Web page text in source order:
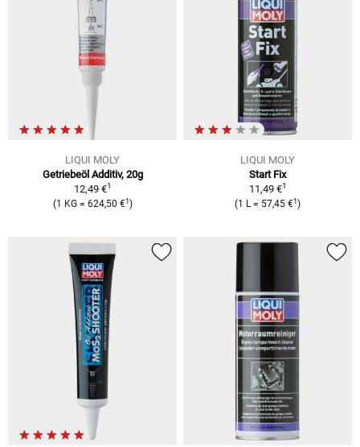
LIQUI MOLY
Getriebeöl Additiv, 20g
12,49 €1
(1 KG = 624,50 €1 )
LIQUI MOLY
Start Fix
11,49 €1
(1 L = 57,45 €1 )